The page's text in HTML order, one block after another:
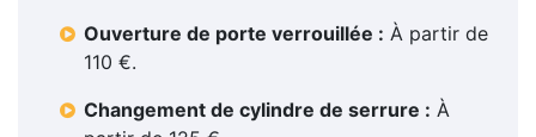
Ouverture de porte verrouillée : À partir de
110 €.
Changement de cylindre de serrure : À